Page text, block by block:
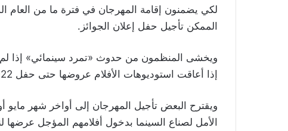
لكي يضمنون إقامة المهرجان في فترة ما من العام
الممكن تأجيل حفل إعلان الجوائز.
ويخشى المنظمون من حدوث «تمرد سينمائي» إذا لم
إذا أعاقت استوديوهات الأفلام عروضها حتى حفل 2022 لتكون مؤهلة للترشيحات والجوائز
ويقترح البعض تأجيل المهرجان إلى أواخر شهر
الأمل لصناع السينما بدخول أفلامهم المؤجل عرضها